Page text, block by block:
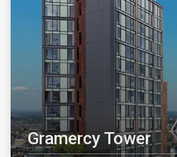
Gramercy Tower